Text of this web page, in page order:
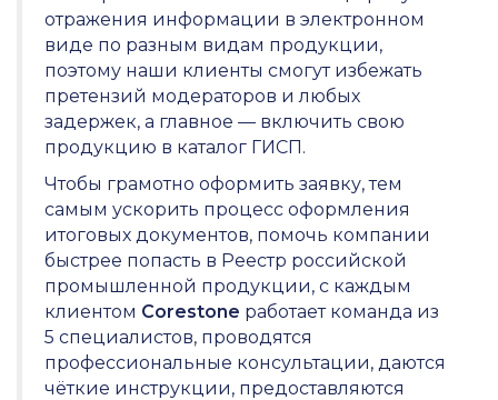
отражения информации в электронном
виде по разным видам продукции,
поэтому наши клиенты смогут избежать
претензий модераторов и любых
задержек, а главное — включить свою
продукцию в каталог ГИСП.
Чтобы грамотно оформить заявку, тем
самым ускорить процесс оформления
итоговых документов, помочь компании
быстрее попасть в Реестр российской
промышленной продукции, с каждым
клиентом Corestone работает команда из
5 специалистов, проводятся
профессиональные консультации, даются
чёткие инструкции, предоставляются